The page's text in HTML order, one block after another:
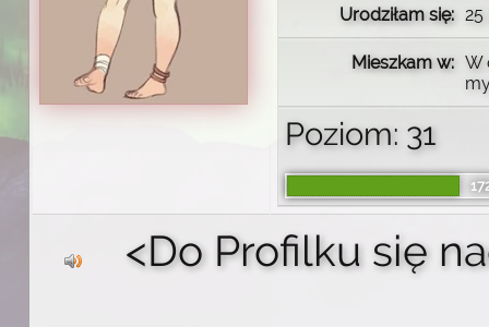
Urodziłam się: 25
Mieszkam w: W
Poziom: 31
<Do Profilku się